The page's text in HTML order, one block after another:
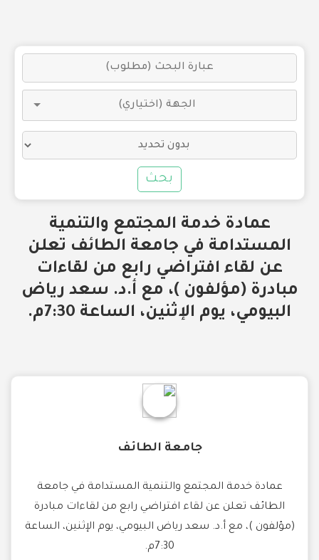
بحث
عمادة خدمة المجتمع والتنمية
المستدامة في جامعة الطائف تعلن
عن لقاء افتراضي رابع من لقاءات
مبادرة (مؤلفون )، مع أ.د. سعد رياض
البيومي، يوم الإثنين، الساعة 7:30م.
جامعة الطائف
عمادة خدمة المجتمع والتنمية المستدامة في جامعة
الطائف تعلن عن لقاء افتراضي رابع من لقاءات مبادرة
(مؤلفون )، مع أ.د. سعد رياض البيومي، يوم الإثنين، الساعة
7:30م.